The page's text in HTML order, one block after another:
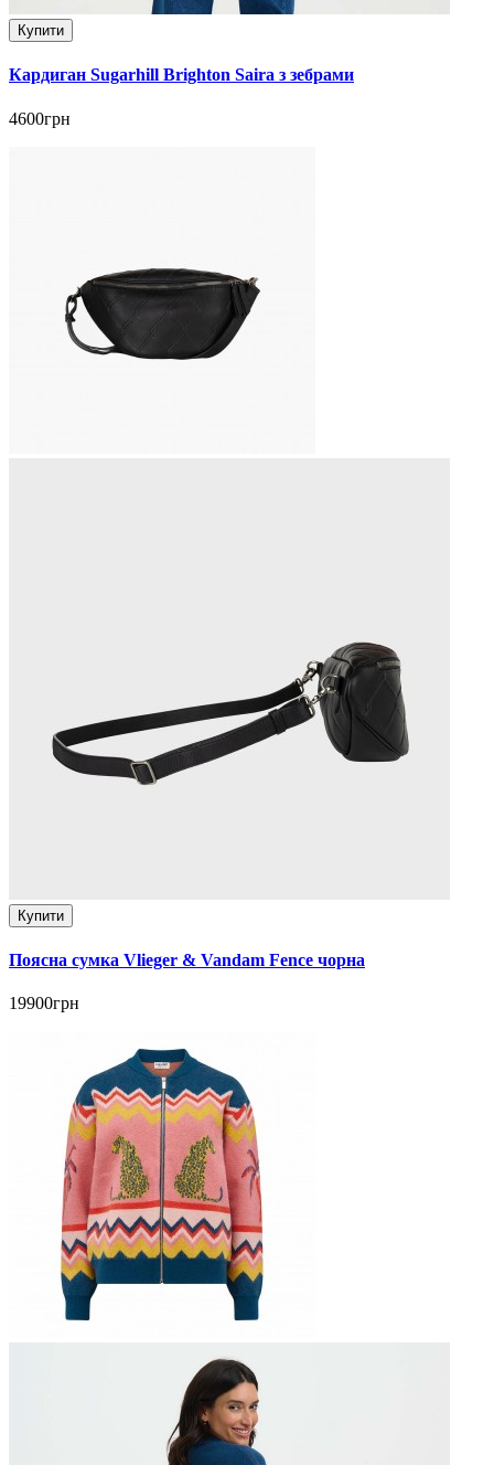
Купити
Кардиган Sugarhill Brighton Saira з зебрами
4600грн
Купити
Поясна сумка Vlieger & Vandam Fence чорна
19900грн